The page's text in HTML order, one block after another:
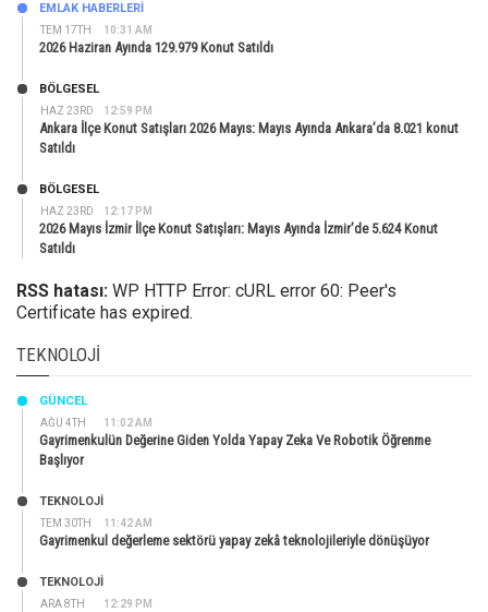
TEM 17TH 10:31 AM
EMLAK HABERLERI
2026 Haziran Ayında 129.979 Konut Satıldı
HAZ 23RD 12:59 PM
BÖLGESEL
Ankara İlçe Konut Satışları 2026 Mayıs: Mayıs Ayında Ankara’da 8.021 konut
Satıldı
HAZ 23RD 12:17 PM
BÖLGESEL
2026 Mayıs İzmir İlçe Konut Satışları: Mayıs Ayında İzmir’de 5.624 Konut
Satıldı
RSS hatası: WP HTTP Error: cURL error 60: Peer's
Certificate has expired.
TEKNOLOJI
AĞU 4TH 11:02 AM
GÜNCEL
Gayrimenkulün Değerine Giden Yolda Yapay Zeka Ve Robotik Öğrenme
Başlıyor
TEM 30TH 11:42 AM
TEKNOLOJİ
Gayrimenkul değerleme sektörü yapay zekâ teknolojileriyle dönüşüyor
ARA 8TH 12:29 PM
TEKNOLOJİ